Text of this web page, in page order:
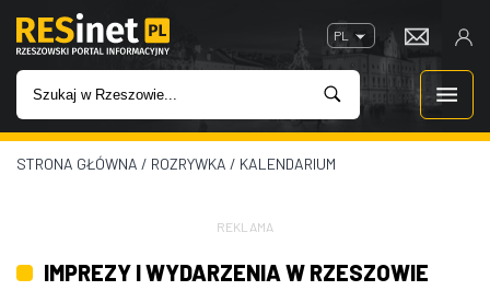
PL
WIADOMOŚCI
IMPREZY
STRONA GŁÓWNA / ROZRYWKA / KALENDARIUM
REKLAMA
IMPREZY I WYDARZENIA W RZESZOWIE